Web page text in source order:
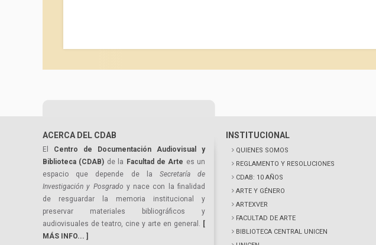
ACERCA DEL CDAB
El Centro de Documentación Audiovisual y
Biblioteca (CDAB) de la Facultad de Arte es un
espacio que depende de la Secretaría de
Investigación y Posgrado y nace con la finalidad
de resguardar la memoria institucional y
preservar materiales bibliográficos y
audiovisuales de teatro, cine y arte en general. [
MÁS INFO... ]
INSTITUCIONAL
QUIENES SOMOS
REGLAMENTO Y RESOLUCIONES
CDAB: 10 AÑOS
ARTE Y GÉNERO
ARTEXVER
FACULTAD DE ARTE
BIBLIOTECA CENTRAL UNICEN